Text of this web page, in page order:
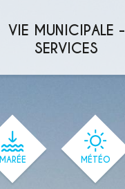
VIE MUNICIPALE -
SERVICES
MARÉE MÉTÉO